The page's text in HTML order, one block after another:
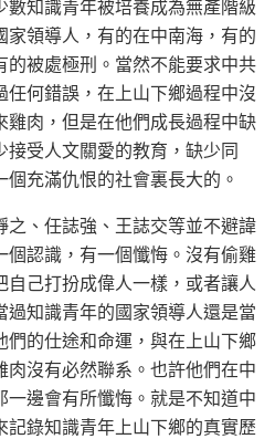
知識青年被培養成為無產階級
領導人，有的在中南海，有的
的被處極刑。當然不能要求中共
何錯誤，在上山下鄉過程中沒
雞肉，但是在他們成長過程中缺
受人文關愛的教育，缺少同
充滿仇恨的社會裏長大的。
之、任誌強、王誌交等並不避諱
個認識，有一個懺悔。沒有偷雞
自己打扮成偉人一樣，或者讓人
知識青年的國家領導人還是當
們的仕途和命運，與在上山下鄉
沒有必然聯系。也許他們在中
一邊會有所懺悔。就是不知道中
記錄知識青年上山下鄉的真實歷